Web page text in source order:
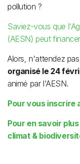
pollution ?
Saviez-vous que
(AESN) peut
Alors, n'attendez
organisé le 24
animé par l'AESN.
Pour vous inscrire
Pour en savoir
climat &